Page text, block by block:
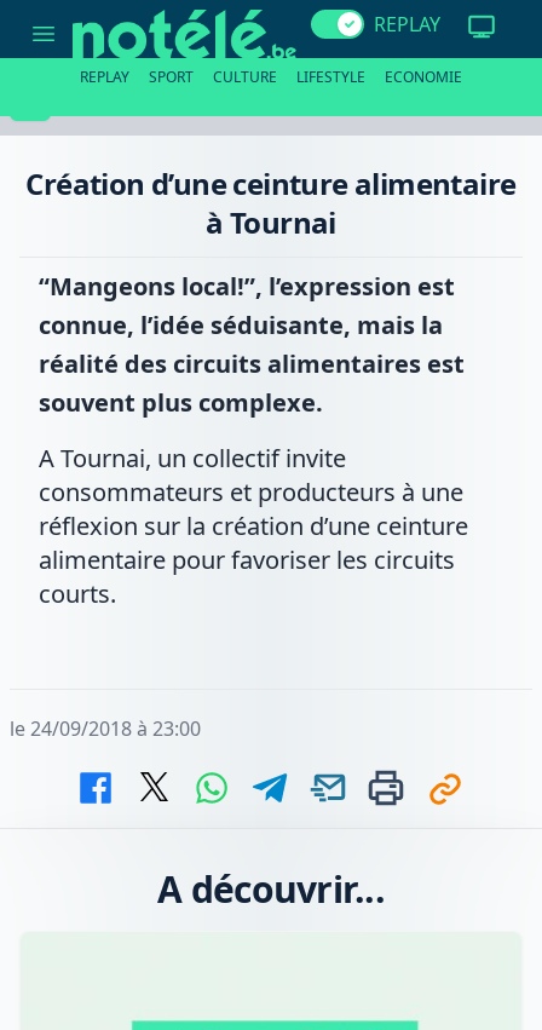
d’une
ceinture
REPLAY
REPLAY SPORT CULTURE LIFESTYLE ECONOMIE
Création d’une ceinture alimentaire
à Tournai
“Mangeons local!”, l’expression est
connue, l’idée séduisante, mais la
réalité des circuits alimentaires est
souvent plus complexe.
A Tournai, un collectif invite
consommateurs et producteurs à une
réflexion sur la création d’une ceinture
alimentaire pour favoriser les circuits
courts.
le 24/09/2018 à 23:00
A découvrir...